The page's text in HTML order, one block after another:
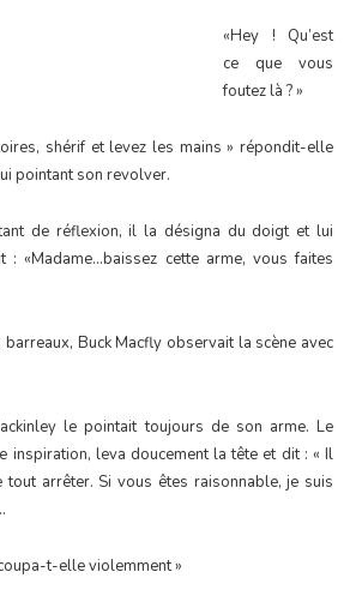
«Hey ! Qu’est
ce que vous
foutez là ? »
shérif et levez les mains » répondit-elle
pointant son revolver.
de réflexion, il la désigna du doigt et lui
: «Madame…baissez cette arme, vous faites
Buck Macfly observait la scène avec
le pointait toujours de son arme. Le
inspiration, leva doucement la tête et dit : « Il
tout arrêter. Si vous êtes raisonnable, je suis
t-elle violemment »